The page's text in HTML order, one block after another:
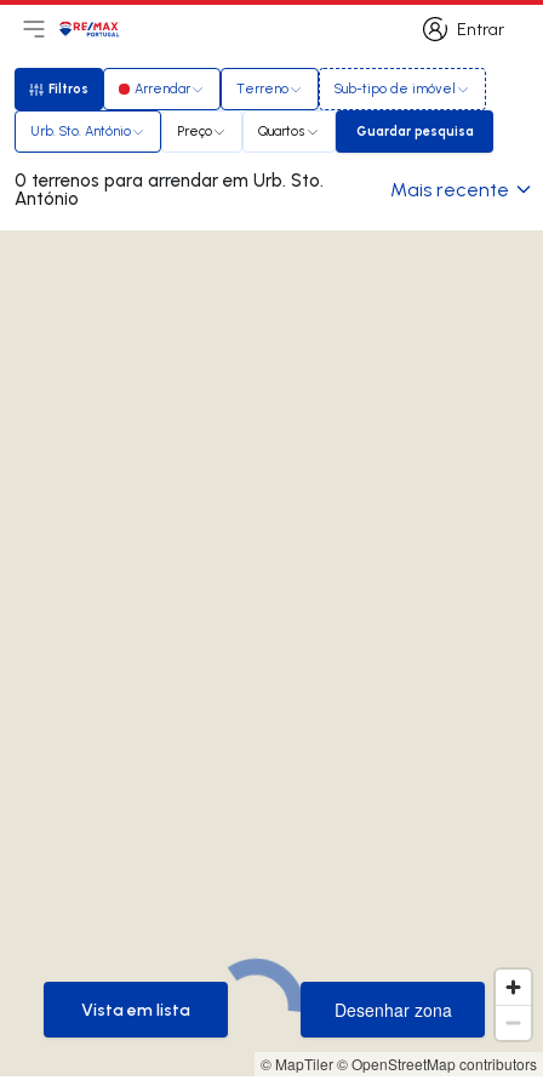
Entrar
Entrar
Abri menu principal
LogoIr para página inicial
Filtros
Filtros Arrendar Terreno Sub-tipo de imóvel
Urb. Sto. António Preço Quartos Guardar pesquisa
Guardar pesquisa
0 terrenos para arrendar em Urb. Sto.
António Mais recente
© MapTiler© OpenStreetMap contributors
Desenhar zona
Desenhar zona
Vista em lista
Vista em lista